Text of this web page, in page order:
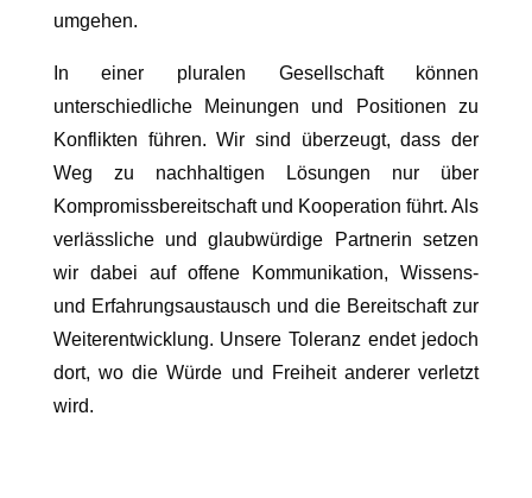
umgehen.
In einer pluralen Gesellschaft können
unterschiedliche Meinungen und Positionen zu
Konflikten führen. Wir sind überzeugt, dass der
Weg zu nachhaltigen Lösungen nur über
Kompromissbereitschaft und Kooperation führt. Als
verlässliche und glaubwürdige Partnerin setzen
wir dabei auf offene Kommunikation, Wissens-
und Erfahrungsaustausch und die Bereitschaft zur
Weiterentwicklung. Unsere Toleranz endet jedoch
dort, wo die Würde und Freiheit anderer verletzt
wird.